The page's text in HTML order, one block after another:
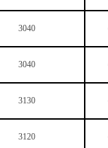
3040
3040
3130
3120